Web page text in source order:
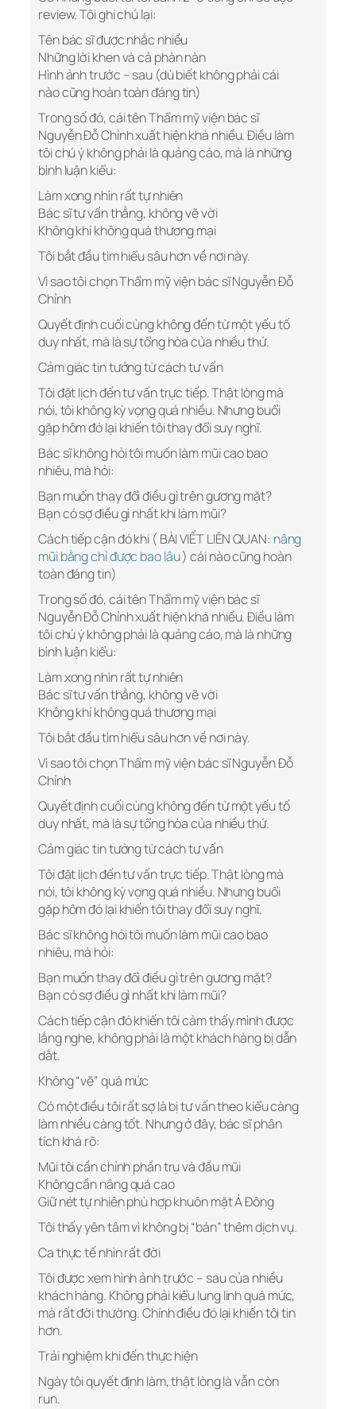
review. Tôi ghi chú lại:
Tên bác sĩ được nhắc nhiều
Những lời khen và cả phàn nàn
Hình ảnh trước – sau (dù biết không phải cái
nào cũng hoàn toàn đáng tin)
Trong số đó, cái tên Thẩm mỹ viện bác sĩ
Nguyễn Đỗ Chỉnh xuất hiện khá nhiều. Điều làm
tôi chú ý không phải là quảng cáo, mà là những
bình luận kiểu:
Làm xong nhìn rất tự nhiên
Bác sĩ tư vấn thẳng, không vẽ vời
Không khí không quá thương mại
Tôi bắt đầu tìm hiểu sâu hơn về nơi này.
Vì sao tôi chọn Thẩm mỹ viện bác sĩ Nguyễn Đỗ
Chỉnh
Quyết định cuối cùng không đến từ một yếu tố
duy nhất, mà là sự tổng hòa của nhiều thứ.
Cảm giác tin tưởng từ cách tư vấn
Tôi đặt lịch đến tư vấn trực tiếp. Thật lòng mà
nói, tôi không kỳ vọng quá nhiều. Nhưng buổi
gặp hôm đó lại khiến tôi thay đổi suy nghĩ.
Bác sĩ không hỏi tôi muốn làm mũi cao bao
nhiêu, mà hỏi:
Bạn muốn thay đổi điều gì trên gương mặt?
Bạn có sợ điều gì nhất khi làm mũi?
Cách tiếp cận đó khi ( BÀI VIẾT LIÊN QUAN: nâng
mũi bằng chỉ được bao lâu) cái nào cũng hoàn
toàn đáng tin)
Trong số đó, cái tên Thẩm mỹ viện bác sĩ
Nguyễn Đỗ Chỉnh xuất hiện khá nhiều. Điều làm
tôi chú ý không phải là quảng cáo, mà là những
bình luận kiểu:
Làm xong nhìn rất tự nhiên
Bác sĩ tư vấn thẳng, không vẽ vời
Không khí không quá thương mại
Tôi bắt đầu tìm hiểu sâu hơn về nơi này.
Vì sao tôi chọn Thẩm mỹ viện bác sĩ Nguyễn Đỗ
Chỉnh
Quyết định cuối cùng không đến từ một yếu tố
duy nhất, mà là sự tổng hòa của nhiều thứ.
Cảm giác tin tưởng từ cách tư vấn
Tôi đặt lịch đến tư vấn trực tiếp. Thật lòng mà
nói, tôi không kỳ vọng quá nhiều. Nhưng buổi
gặp hôm đó lại khiến tôi thay đổi suy nghĩ.
Bác sĩ không hỏi tôi muốn làm mũi cao bao
nhiêu, mà hỏi:
Bạn muốn thay đổi điều gì trên gương mặt?
Bạn có sợ điều gì nhất khi làm mũi?
Cách tiếp cận đó khiến tôi cảm thấy mình được
lắng nghe, không phải là một khách hàng bị dẫn
dắt.
Không “vẽ” quá mức
Có một điều tôi rất sợ là bị tư vấn theo kiểu càng
làm nhiều càng tốt. Nhưng ở đây, bác sĩ phân
tích khá rõ:
Mũi tôi cần chỉnh phần trụ và đầu mũi
Không cần nâng quá cao
Giữ nét tự nhiên phù hợp khuôn mặt Á Đông
Tôi thấy yên tâm vì không bị “bán” thêm dịch vụ.
Ca thực tế nhìn rất đời
Tôi được xem hình ảnh trước – sau của nhiều
khách hàng. Không phải kiểu lung linh quá mức,
mà rất đời thường. Chính điều đó lại khiến tôi tin
hơn.
Trải nghiệm khi đến thực hiện
Ngày tôi quyết định làm, thật lòng là vẫn còn
run.